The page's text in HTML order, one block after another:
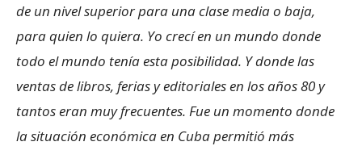
de un nivel superior para una clase media o baja,
para quien lo quiera. Yo crecí en un mundo donde
todo el mundo tenía esta posibilidad. Y donde las
ventas de libros, ferias y editoriales en los años 80 y
tantos eran muy frecuentes. Fue un momento donde
la situación económica en Cuba permitió más